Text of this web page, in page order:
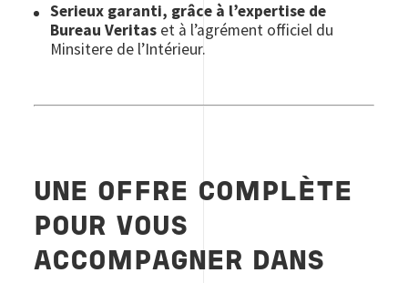
Serieux garanti, grâce à l’expertise de
Bureau Veritas et à l’agrément officiel du
Minsitere de l’Intérieur.
UNE OFFRE COMPLÈTE
POUR VOUS
ACCOMPAGNER DANS